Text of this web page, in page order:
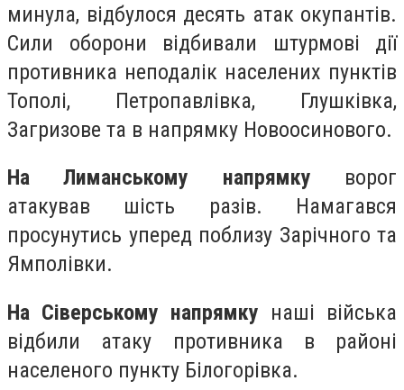
минула, відбулося десять атак окупантів.
Сили оборони відбивали штурмові дії
противника неподалік населених пунктів
Тополі, Петропавлівка, Глушківка,
Загризове та в напрямку Новоосинового.
На Лиманському напрямку ворог
атакував шість разів. Намагався
просунутись уперед поблизу Зарічного та
Ямполівки.
На Сіверському напрямку наші війська
відбили атаку противника в районі
населеного пункту Білогорівка.